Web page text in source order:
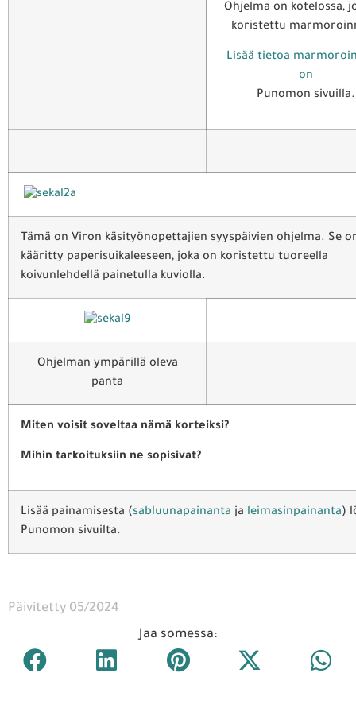
Ohjelma on kotelossa,
koristettu
Lisää tietoa
on
Punomon sivuilla.
Tämä on Viron käsityönopettajien syyspäivien ohjelma. Se
kääritty paperisuikaleeseen, joka on koristettu tuoreella
koivunlehdellä painetulla kuviolla.
Ohjelman ympärillä oleva
panta
Miten voisit soveltaa nämä korteiksi?
Mihin tarkoituksiin ne sopisivat?
Lisää painamisesta (sabluunapainanta ja leimasinpainanta)
Punomon sivuilta.
Päivitetty 05/2024
Jaa somessa: